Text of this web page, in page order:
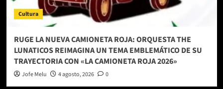
Cultura
RUGE LA NUEVA CAMIONETA ROJA: ORQUESTA THE
LUNATICOS REIMAGINA UN TEMA EMBLEMÁTICO DE SU
TRAYECTORIA CON «LA CAMIONETA ROJA 2026»
Jofe Melu 4 agosto, 2026 0